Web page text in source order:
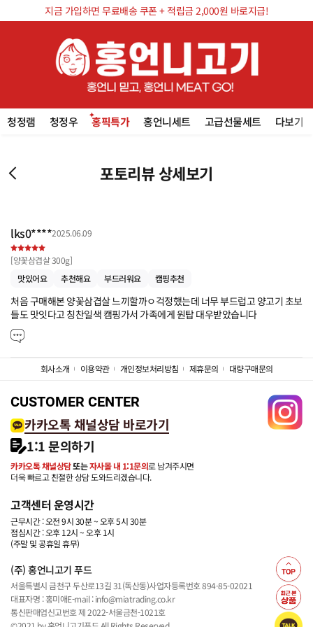
지금 가입하면 무료배송 쿠폰 + 적립금 2,000원 바로지급!
청정램 청정우 홍픽특가 홍언니세트 고급선물세트 다보기
포토리뷰 상세보기
lks0****2025.06.09
[양꽃삼겹살 300g]
맛있어요
추천해요 부드러워요 캠핑추천
처음 구매해본 양꽃삼겹살 느끼할까ㅇ걱정했는데 너무 부드럽고 양고기 초보
들도 맛잇다고 칭찬일색 캠핑가서 가족에게 원탑 대우받았습니다
회사소개 이용약관 개인정보처리방침 제휴문의 대량구매문의
CUSTOMER CENTER
카카오톡 채널상담 바로가기
1:1 문의하기
카카오톡 채널상담또는자사몰 내 1:1문의로 남겨주시면
더욱 빠르고 친절한 상담 도와드리겠습니다.
고객센터 운영시간
근무시간 : 오전 9시 30분 ~ 오후 5시 30분
점심시간 : 오후 12시 ~ 오후 1시
(주말 및 공휴일 휴무)
(주) 홍언니고기 푸드
서울특별시 금천구 두산로13길 31(독산동)사업자등록번호 894-85-02021
대표자명 : 홍미애E-mail : info@miatrading.co.kr
통신판매업신고번호 제 2022-서울금천-1021호